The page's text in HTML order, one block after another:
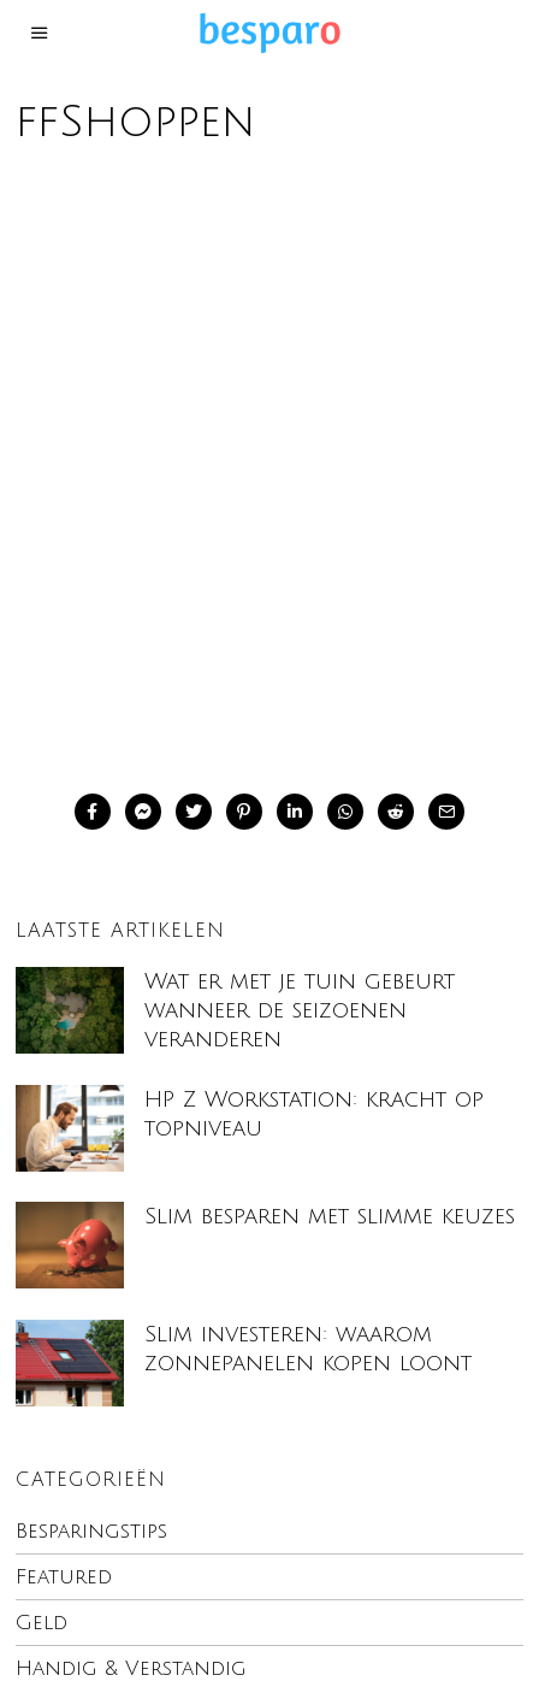
ffShoppen
LAATSTE ARTIKELEN
Wat er met je tuin gebeurt
wanneer de seizoenen
veranderen
HP Z Workstation: kracht op
topniveau
Slim besparen met slimme keuzes
Slim investeren: waarom
zonnepanelen kopen loont
CATEGORIEËN
Besparingstips
Featured
Geld
Handig & Verstandig